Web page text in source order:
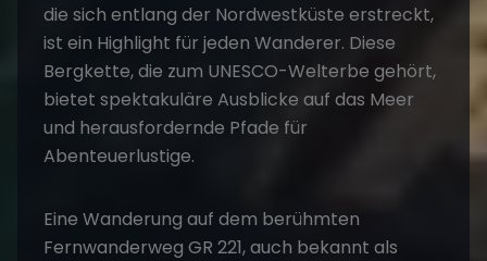
die sich entlang der Nordwestküste erstreckt,
ist ein Highlight für jeden Wanderer. Diese
Bergkette, die zum UNESCO-Welterbe gehört,
bietet spektakuläre Ausblicke auf das Meer
und herausfordernde Pfade für
Abenteuerlustige.
Eine Wanderung auf dem berühmten
Fernwanderweg GR 221, auch bekannt als